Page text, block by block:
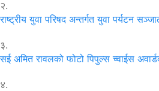
२.
राष्ट्रीय युवा परिषद अन्तर्गत युवा पर्यटन
३.
सई अमित रावलको फोटो पिपुल्स च्वाईस
४.